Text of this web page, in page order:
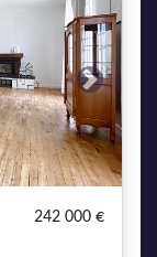
Next
242 000 €